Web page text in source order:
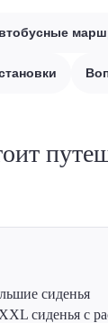
сиденья
сиденья с